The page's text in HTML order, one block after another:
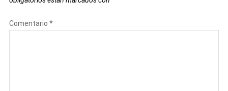
Comentario *